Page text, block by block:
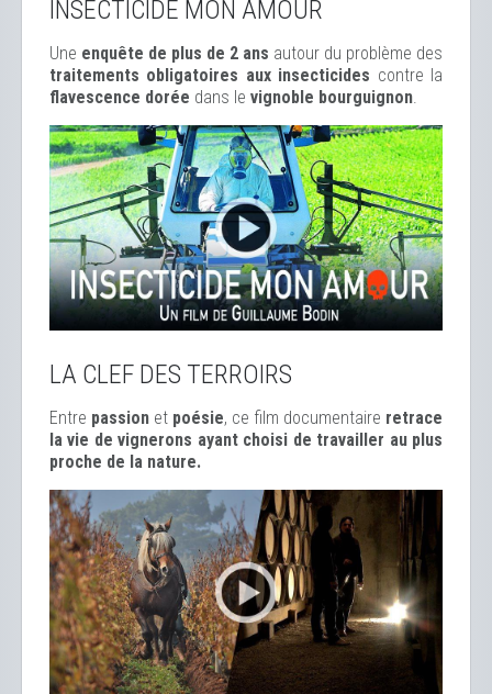
INSECTICIDE MON AMOUR
Une enquête de plus de 2 ans autour du problème des
traitements obligatoires aux insecticides contre la
flavescence dorée dans le vignoble bourguignon
LA CLEF DES TERROIRS
Entre passion et poésie, ce film documentaire retrace
la vie de vignerons ayant choisi de travailler au plus
proche de la nature.